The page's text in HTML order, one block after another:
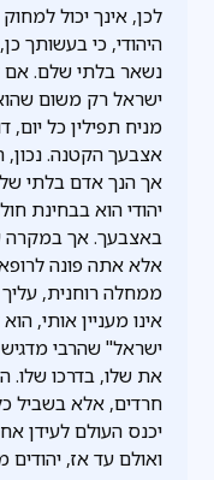
לכן, אינך יכול
היהודי, כי בעשותך
נשאר בלתי שלם. אם
ישראל רק משום שהוא
מניח תפילין כל
אצבעך הקטנה. נכון,
אך הנך אדם בלתי
יהודי הוא בבחינת
באצבעך. אך במקרה
אלא אתה פונה
ממחלה רוחנית,
אינו מעניין אותי,
ישראל" שהרבי מדגיש
את שלו, בדרכו שלו.
חרדים, אלא בשביל
יכנס העולם לעידן
ואולם עד אז,